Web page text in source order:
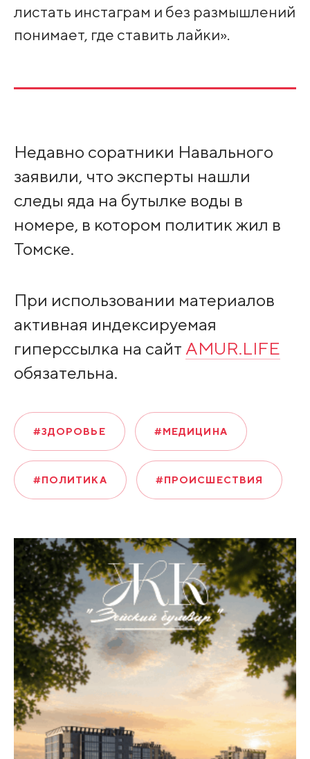
листать инстаграм и без размышлений
понимает, где ставить лайки».
Недавно соратники Навального
заявили, что эксперты нашли
следы яда на бутылке воды в
номере, в котором политик жил в
Томске.
При использовании материалов
активная индексируемая
гиперссылка на сайт AMUR.LIFE
обязательна.
#ЗДОРОВЬЕ #МЕДИЦИНА
#ПОЛИТИКА #ПРОИСШЕСТВИЯ